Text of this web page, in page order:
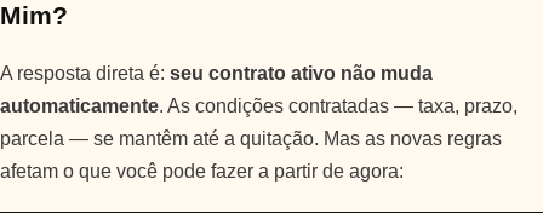
Mim?
A resposta direta é: seu contrato ativo não muda
automaticamente. As condições contratadas — taxa, prazo,
parcela — se mantêm até a quitação. Mas as novas regras
afetam o que você pode fazer a partir de agora: